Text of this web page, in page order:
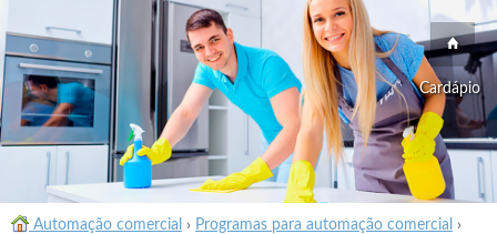
Cardápio
Automação comercial › Programas para automação comercial
›